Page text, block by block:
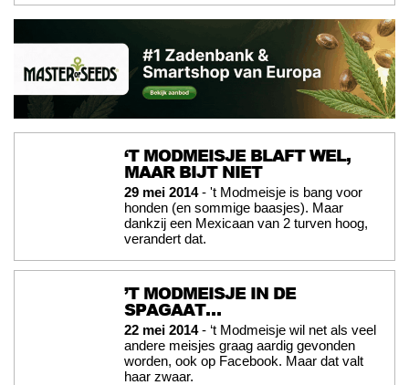
‘T MODMEISJE BLAFT WEL,
MAAR BIJT NIET
29 mei 2014- 't Modmeisje is bang voor
honden (en sommige baasjes). Maar
dankzij een Mexicaan van 2 turven hoog,
verandert dat.
’T MODMEISJE IN DE
SPAGAAT…
22 mei 2014- ‘t Modmeisje wil net als veel
andere meisjes graag aardig gevonden
worden, ook op Facebook. Maar dat valt
haar zwaar.